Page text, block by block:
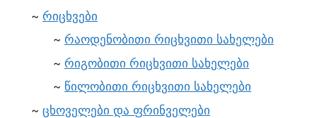
რიცხვები
რაოდენობითი რიცხვითი სახელები
რიგობითი რიცხვითი სახელები
წილობითი რიცხვითი სახელები
ცხოველები და ფრინველები